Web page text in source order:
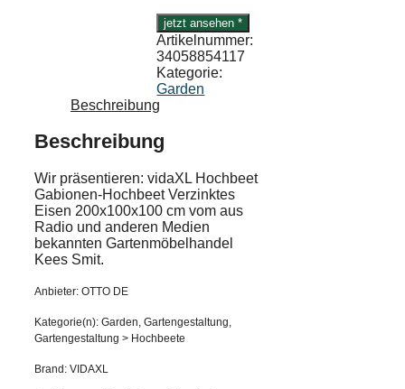
jetzt ansehen *
Artikelnummer:
34058854117
Kategorie:
Garden
Beschreibung
Beschreibung
Wir präsentieren: vidaXL Hochbeet
Gabionen-Hochbeet Verzinktes
Eisen 200x100x100 cm vom aus
Radio und anderen Medien
bekannten Gartenmöbelhandel
Kees Smit.
Anbieter: OTTO DE
Kategorie(n): Garden, Gartengestaltung,
Gartengestaltung > Hochbeete
Brand: VIDAXL